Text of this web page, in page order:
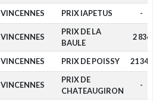
VINCENNES PRIX IAPETUS -
VINCENNES
PRIX DE LA
BAULE
2 836
VINCENNES PRIX DE POISSY 21 343
VINCENNES
PRIX DE
CHATEAUGIRON
-